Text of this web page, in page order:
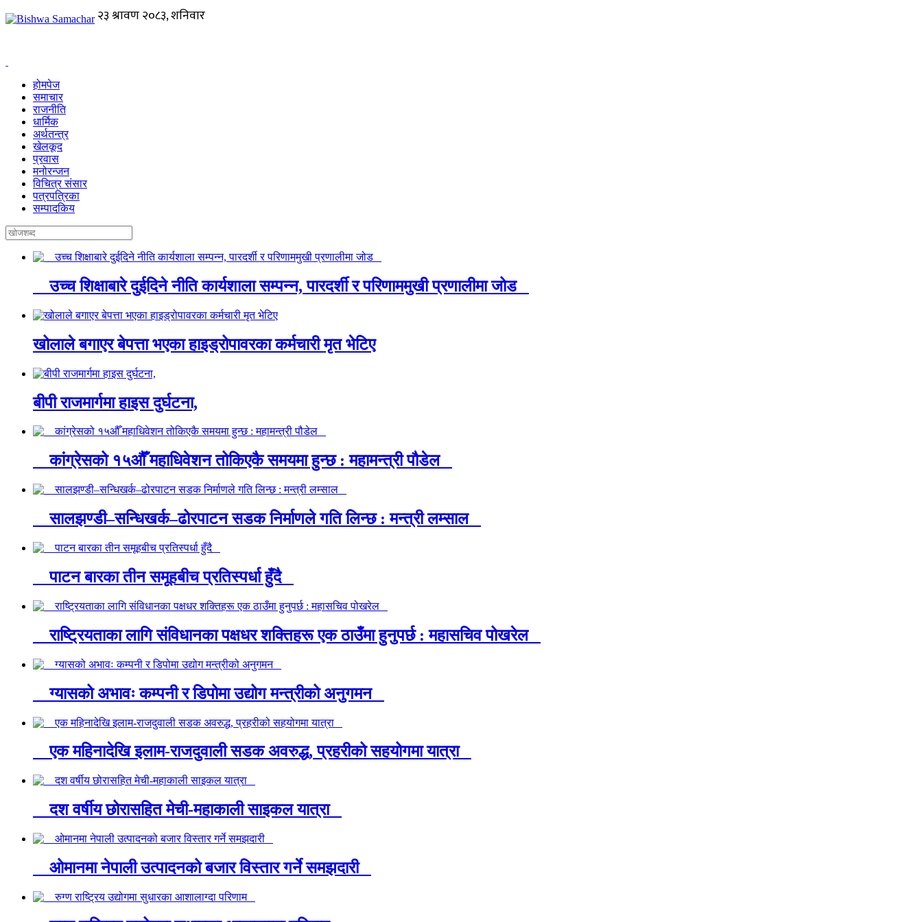
होमपेज
समाचार
राजनीति
धार्मिक
अर्थतन्त्र
खेलकूद
प्रवास
मनोरन्जन
विचित्र संसार
पत्रपत्रिका
सम्पादकिय
उच्च शिक्षाबारे दुईदिने नीति कार्यशाला सम्पन्न, पारदर्शी र परिणाममुखी प्रणालीमा जोड
खोलाले बगाएर बेपत्ता भएका हाइड्रोपावरका कर्मचारी मृत भेटिए
बीपी राजमार्गमा हाइस दुर्घटना,
कांग्रेसको १५औँ महाधिवेशन तोकिएकै समयमा हुन्छ : महामन्त्री पौडेल
सालझण्डी–सन्धिखर्क–ढोरपाटन सडक निर्माणले गति लिन्छ : मन्त्री लम्साल
पाटन बारका तीन समूहबीच प्रतिस्पर्धा हुँदै
राष्ट्रियताका लागि संविधानका पक्षधर शक्तिहरू एक ठाउँमा हुनुपर्छ : महासचिव पोखरेल
ग्यासको अभावः कम्पनी र डिपोमा उद्योग मन्त्रीको अनुगमन
एक महिनादेखि इलाम-राजदुवाली सडक अवरुद्ध, प्रहरीको सहयोगमा यात्रा
दश वर्षीय छोरासहित मेची-महाकाली साइकल यात्रा
ओमानमा नेपाली उत्पादनको बजार विस्तार गर्ने समझदारी